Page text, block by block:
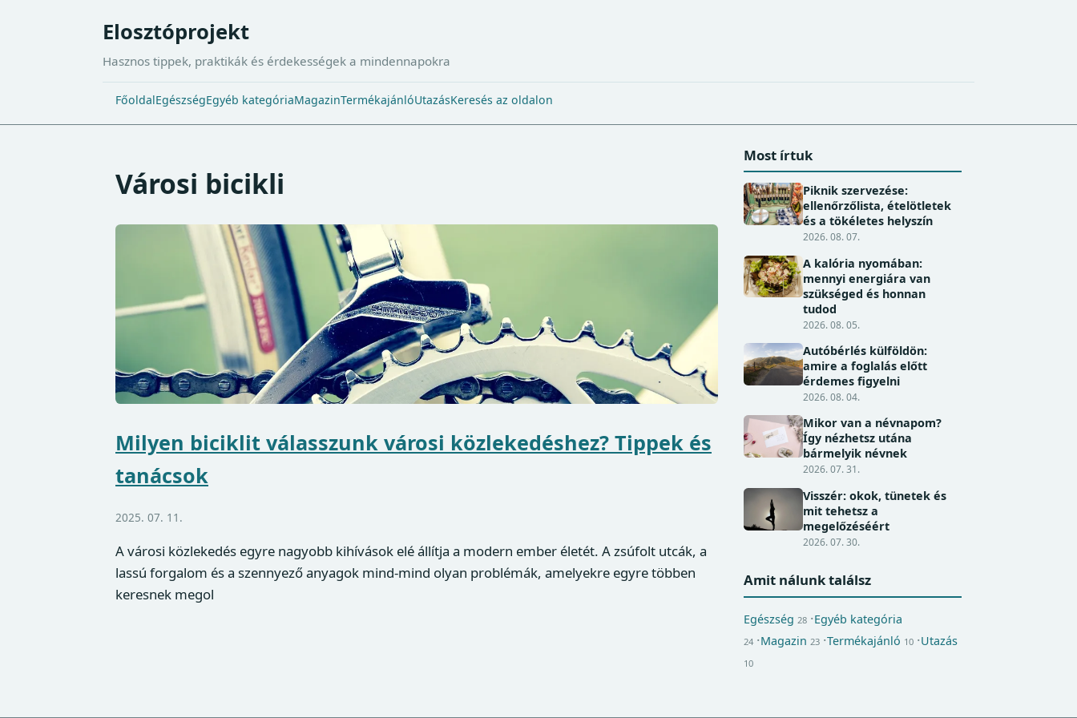
Elosztóprojekt
Hasznos tippek, praktikák és érdekességek a mindennapokra
FőoldalEgészségEgyéb kategóriaMagazinTermékajánlóUtazásKeresés az oldalon
Városi bicikli
Milyen biciklit válasszunk városi közlekedéshez? Tippek és
tanácsok
2025. 07. 11.
A városi közlekedés egyre nagyobb kihívások elé állítja a modern ember életét. A zsúfolt utcák, a
lassú forgalom és a szennyező anyagok mind-mind olyan problémák, amelyekre egyre többen
keresnek megol
Most írtuk
Piknik szervezése:
ellenőrzőlista, ételötletek
és a tökéletes helyszín
2026. 08. 07.
A kalória nyomában:
mennyi energiára van
szükséged és honnan
tudod
2026. 08. 05.
Autóbérlés külföldön:
amire a foglalás előtt
érdemes figyelni
2026. 08. 04.
Mikor van a névnapom?
Így nézhetsz utána
bármelyik névnek
2026. 07. 31.
Visszér: okok, tünetek és
mit tehetsz a
megelőzéséért
2026. 07. 30.
Amit nálunk találsz
Egészség 28 Egyéb kategória
24 Magazin 23 Termékajánló 10 Utazás
10